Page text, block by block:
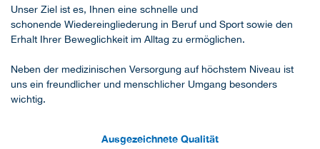
Unser Ziel ist es, Ihnen eine schnelle und
schonende Wiedereingliederung in Beruf und Sport sowie den
Erhalt Ihrer Beweglichkeit im Alltag zu ermöglichen.
Neben der medizinischen Versorgung auf höchstem Niveau ist
uns ein freundlicher und menschlicher Umgang besonders
wichtig.
Ausgezeichnete Qualität